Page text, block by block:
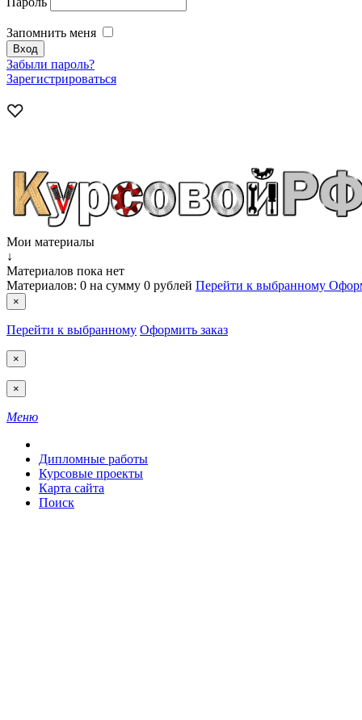
Запомнить меня
Забыли пароль?
Зарегистрироваться
Мои материалы
↓
Материалов пока нет
Материалов: 0 на сумму 0 рублей Перейти к выбранному
×
Перейти к выбранному Оформить заказ
×
×
Меню
Дипломные работы
Курсовые проекты
Карта сайта
Поиск